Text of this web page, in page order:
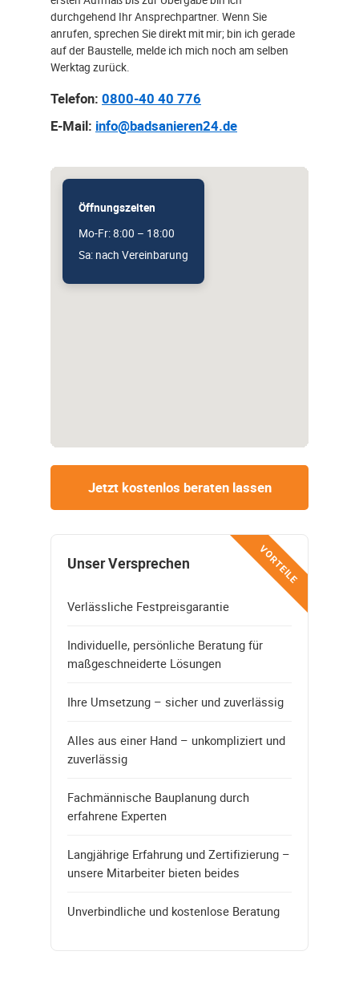
durchgehend Ihr Ansprechpartner. Wenn Sie
anrufen, sprechen Sie direkt mit mir; bin ich gerade
auf der Baustelle, melde ich mich noch am selben
Werktag zurück.
Telefon: 0800-40 40 776
E-Mail: info@badsanieren24.de
Öffnungszeiten
Mo-Fr: 8:00 – 18:00
Sa: nach Vereinbarung
Jetzt kostenlos beraten lassen
VORTEILE
Unser Versprechen
Verlässliche Festpreisgarantie
Individuelle, persönliche Beratung für
maßgeschneiderte Lösungen
Ihre Umsetzung – sicher und zuverlässig
Alles aus einer Hand – unkompliziert und
zuverlässig
Fachmännische Bauplanung durch
erfahrene Experten
Langjährige Erfahrung und Zertifizierung –
unsere Mitarbeiter bieten beides
Unverbindliche und kostenlose Beratung